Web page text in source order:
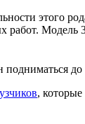
этого
Модель
подниматься до
,